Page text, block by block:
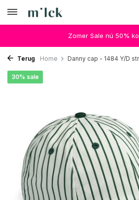
Zomer Sale nú 50%
Terug Home Danny cap - 1484 Y/D
30% sale